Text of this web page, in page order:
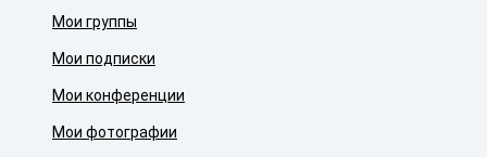
Мои группы
Мои подписки
Мои конференции
Мои фотографии